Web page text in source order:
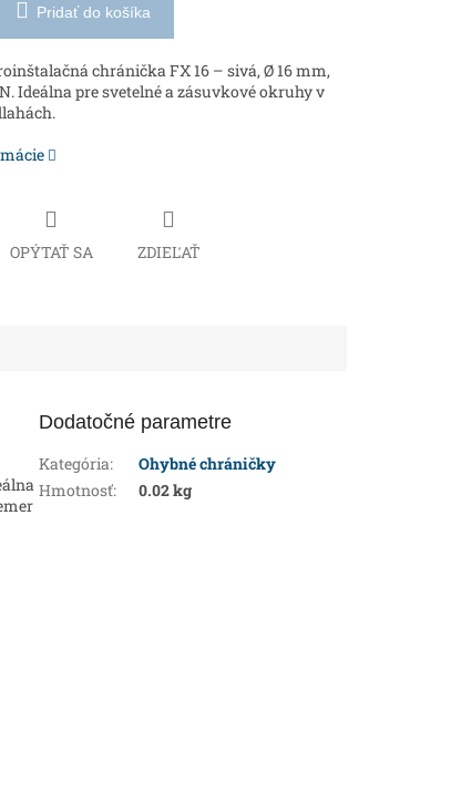
Pridať do košíka
chránička FX 16 – sivá, Ø 16 mm,
Ideálna pre svetelné a zásuvkové okruhy v
OPÝTAŤ SA ZDIEĽAŤ
Dodatočné parametre
Kategória:
Ohybné chráničky
Hmotnosť: 0.02 kg